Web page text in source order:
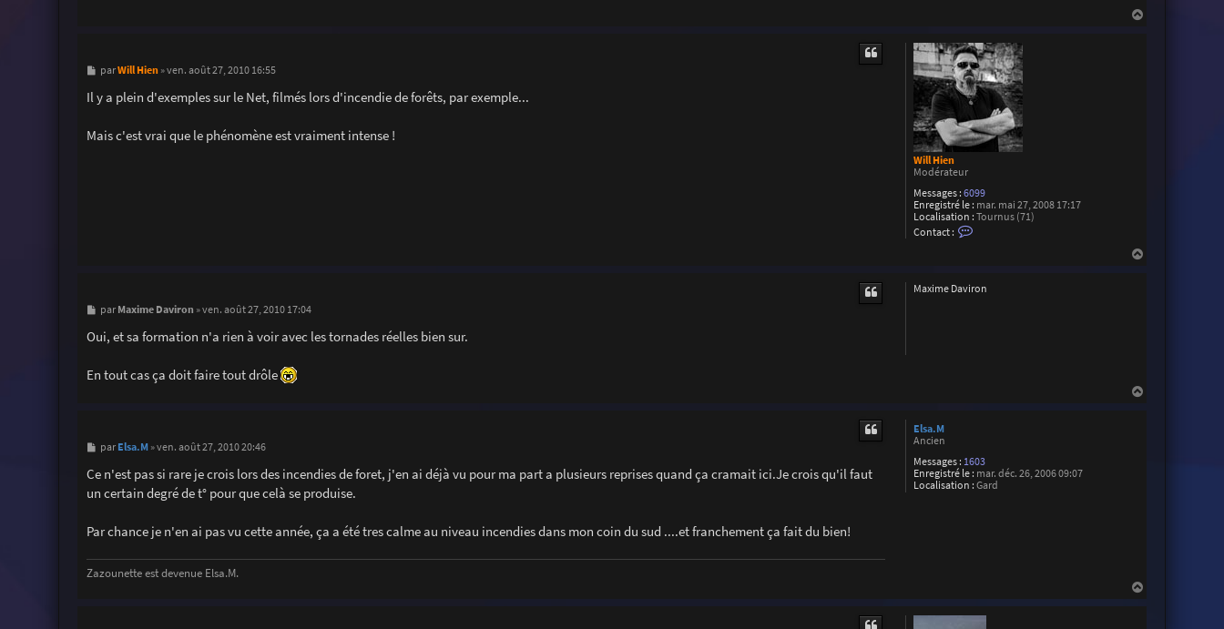
Will Hien
Modérateur
Messages : 6099
Enregistré le : mar. mai 27, 2008 17:17
Localisation : Tournus (71)
Contact :
c
M
s
s
e
parWill Hien»ven. août 27, 2010 16:55
Il y a plein d'exemples sur le Net, filmés lors d'incendie de forêts, par exemple...
Mais c'est vrai que le phénomène est vraiment intense !
Maxime Daviron
M
s
s
e
par Maxime Daviron »ven. août 27, 2010 17:04
Oui, et sa formation n'a rien à voir avec les tornades réelles bien sur.
En tout cas ça doit faire tout drôle
Elsa.M
Ancien
Messages : 1603
Enregistré le : mar. déc. 26, 2006 09:07
Localisation : Gard
M
s
s
a
par Elsa.M»ven. août 27, 2010 20:46
Ce n'est pas si rare je crois lors des incendies de foret, j'en ai déjà vu pour ma part a plusieurs reprises quand ça cramait ici.Je crois qu'il faut
un certain degré de t° pour que celà se produise.
Par chance je n'en ai pas vu cette année, ça a été tres calme au niveau incendies dans mon coin du sud ....et franchement ça fait du bien!
Zazounette est devenue Elsa.M.